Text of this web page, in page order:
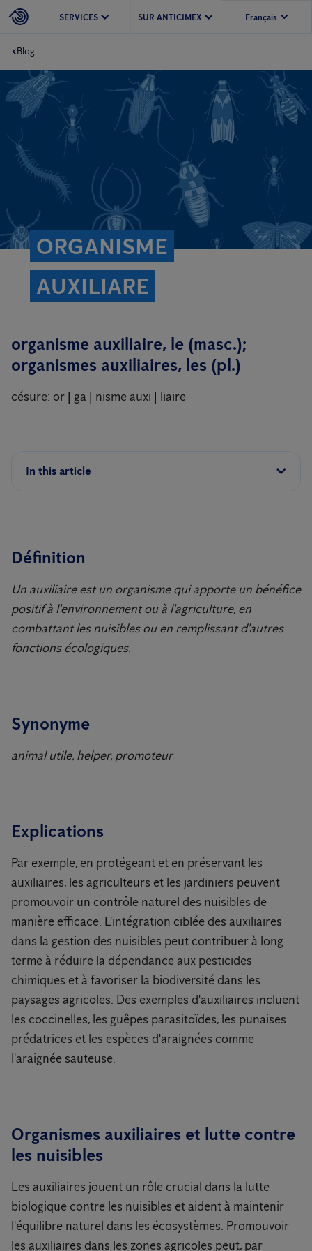
SERVICES SUR ANTICIMEX
Blog
ORGANISME
AUXILIARE
organisme auxiliaire, le (masc.);
organismes auxiliaires, les (pl.)
césure: or | ga | nisme auxi | liaire
In this article
Définition
Un auxiliaire est un organisme qui apporte un bénéfice
positif à l'environnement ou à l'agriculture, en
combattant les nuisibles ou en remplissant d'autres
fonctions écologiques.
Synonyme
animal utile, helper, promoteur
Explications
Par exemple, en protégeant et en préservant les
auxiliaires, les agriculteurs et les jardiniers peuvent
promouvoir un contrôle naturel des nuisibles de
manière efficace. L'intégration ciblée des auxiliaires
dans la gestion des nuisibles peut contribuer à long
terme à réduire la dépendance aux pesticides
chimiques et à favoriser la biodiversité dans les
paysages agricoles. Des exemples d'auxiliaires incluent
les coccinelles, les guêpes parasitoïdes, les punaises
prédatrices et les espèces d'araignées comme
l'araignée sauteuse.
Organismes auxiliaires et lutte contre
les nuisibles
Les auxiliaires jouent un rôle crucial dans la lutte
biologique contre les nuisibles et aident à maintenir
l'équilibre naturel dans les écosystèmes. Promouvoir
les auxiliaires dans les zones agricoles peut, par